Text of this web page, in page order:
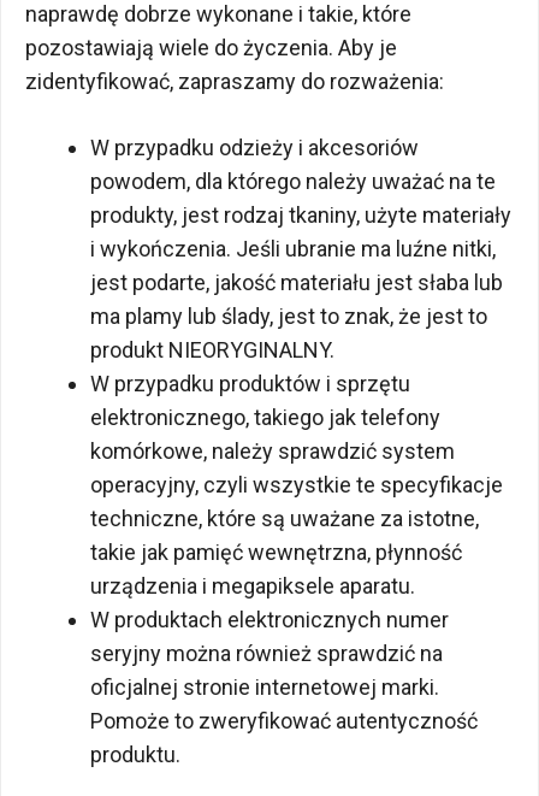
naprawdę dobrze wykonane i takie, które
pozostawiają wiele do życzenia. Aby je
zidentyfikować, zapraszamy do rozważenia:
W przypadku odzieży i akcesoriów
powodem, dla którego należy uważać na te
produkty, jest rodzaj tkaniny, użyte materiały
i wykończenia. Jeśli ubranie ma luźne nitki,
jest podarte, jakość materiału jest słaba lub
ma plamy lub ślady, jest to znak, że jest to
produkt NIEORYGINALNY.
W przypadku produktów i sprzętu
elektronicznego, takiego jak telefony
komórkowe, należy sprawdzić system
operacyjny, czyli wszystkie te specyfikacje
techniczne, które są uważane za istotne,
takie jak pamięć wewnętrzna, płynność
urządzenia i megapiksele aparatu.
W produktach elektronicznych numer
seryjny można również sprawdzić na
oficjalnej stronie internetowej marki.
Pomoże to zweryfikować autentyczność
produktu.